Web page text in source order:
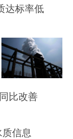
达标率低
比改善
信息